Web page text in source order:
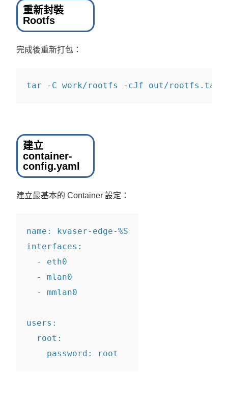
重新封裝
Rootfs
完成後重新打包：
tar -C work/rootfs -cJf out/
建立
container-
config.yaml
建立最基本的 Container 設定：
name: kvaser-edge-%S
interfaces:
  - eth0
  - mlan0
  - mmlan0
users:
  root:
    password: root